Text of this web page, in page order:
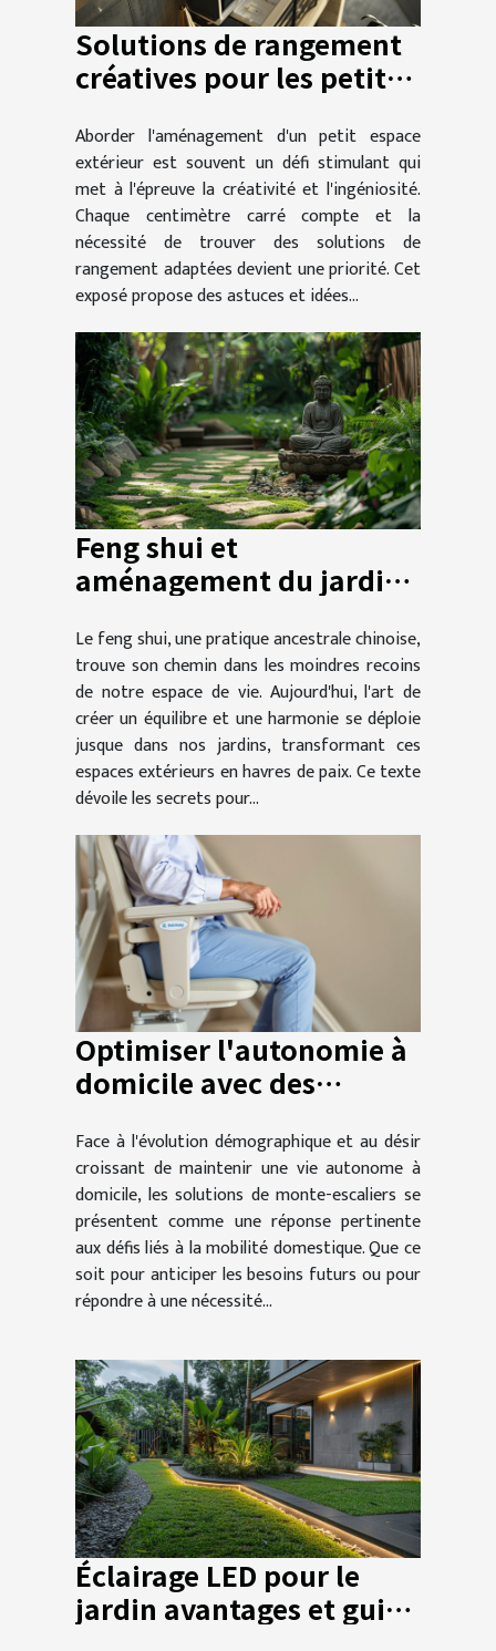
Solutions de rangement
créatives pour les petits
Aborder l'aménagement d'un petit espace
extérieur est souvent un défi stimulant qui
met à l'épreuve la créativité et l'ingéniosité.
Chaque centimètre carré compte et la
nécessité de trouver des solutions de
rangement adaptées devient une priorité. Cet
exposé propose des astuces et idées...
Feng shui et
aménagement du jardin
harmonieux
Le feng shui, une pratique ancestrale chinoise,
trouve son chemin dans les moindres recoins
de notre espace de vie. Aujourd'hui, l'art de
créer un équilibre et une harmonie se déploie
jusque dans nos jardins, transformant ces
espaces extérieurs en havres de paix. Ce texte
dévoile les secrets pour...
Optimiser l'autonomie à
domicile avec des
escaliers adaptées
Face à l'évolution démographique et au désir
croissant de maintenir une vie autonome à
domicile, les solutions de monte-escaliers se
présentent comme une réponse pertinente
aux défis liés à la mobilité domestique. Que ce
soit pour anticiper les besoins futurs ou pour
répondre à une nécessité...
Éclairage LED pour le
jardin avantages et guide